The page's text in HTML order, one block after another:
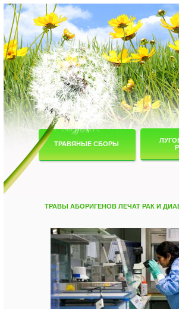
ТРАВЯНЫЕ СБОРЫ
ТРАВЫ АБОРИГЕНОВ ЛЕЧАТ РАК И